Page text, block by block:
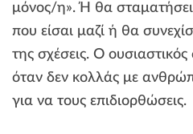
μόνος/η». Ή θα
που είσαι μαζί ή θα
της σχέσεις. Ο
όταν δεν κολλάς με
για να τους επιδιορθώσεις.